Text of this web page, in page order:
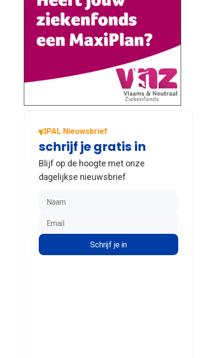
PAL Nieuwsbrief
schrijf je gratis in
Blijf op de hoogte met onze
dagelijkse nieuwsbrief